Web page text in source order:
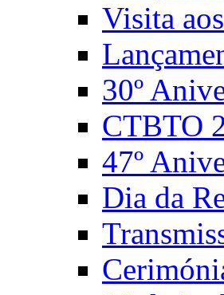
Visita
30º
CTBTO
47º
Dia da